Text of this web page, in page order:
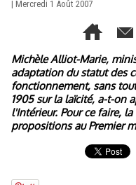
| Mercredi 1 Août 2007
Michèle Alliot-Marie,
adaptation du statut des
fonctionnement, sans
1905 sur la laïcité, a-t-on
l'Intérieur. Pour ce faire,
propositions au Premier